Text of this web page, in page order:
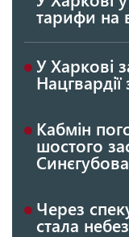
тарифи на
У Харкові
Кабмін
шостого
Синєгубова
Через
стала